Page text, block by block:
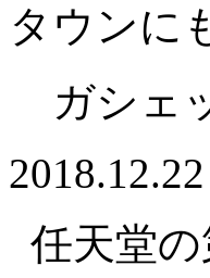
タウンに
ガシェ
2018.12.22
任天堂